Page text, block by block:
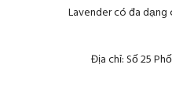
Lavender có đa
Địa chỉ: Số 25